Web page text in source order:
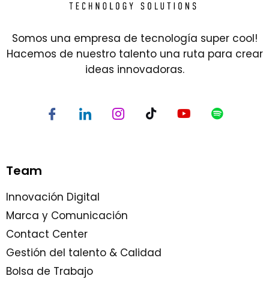
Somos una empresa de tecnología super cool!
Hacemos de nuestro talento una ruta para crear
ideas innovadoras.
Team
Innovación Digital
Marca y Comunicación
Contact Center
Gestión del talento & Calidad
Bolsa de Trabajo